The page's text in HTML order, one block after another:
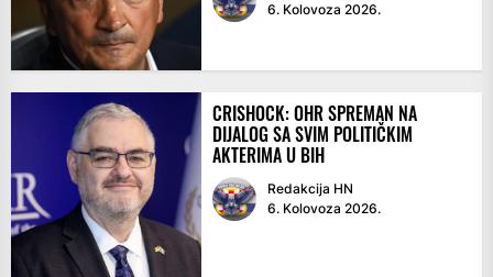
6. Kolovoza 2026.
CRISHOCK: OHR SPREMAN NA
DIJALOG SA SVIM POLITIČKIM
AKTERIMA U BIH
Redakcija HN
6. Kolovoza 2026.